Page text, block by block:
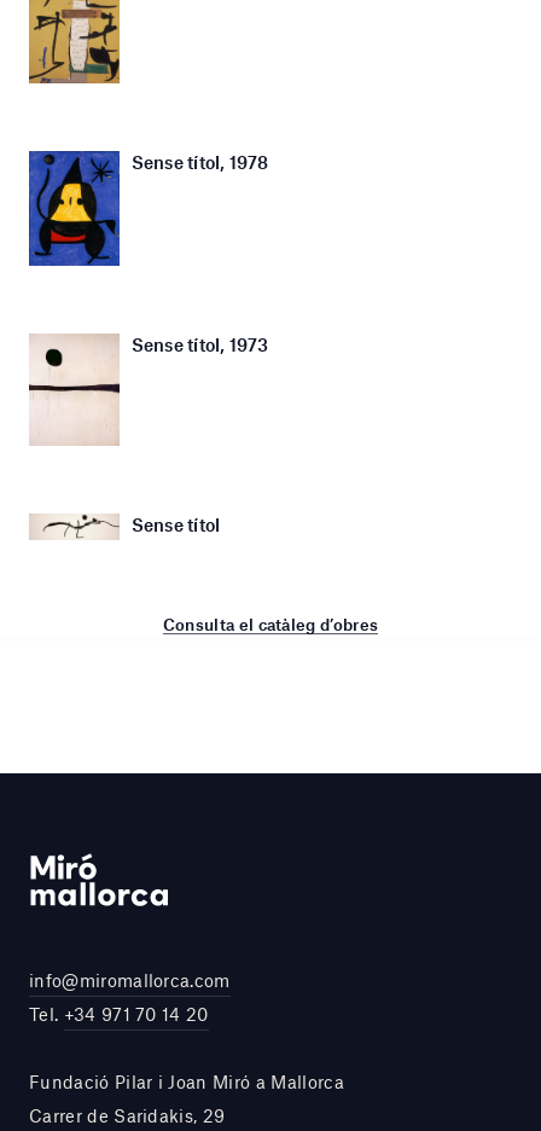
Sense títol, 1978
Sense títol, 1973
Sense títol
Consulta el catàleg d’obres
info@miromallorca.com
Tel. +34 971 70 14 20
Fundació Pilar i Joan Miró a Mallorca
Carrer de Saridakis, 29